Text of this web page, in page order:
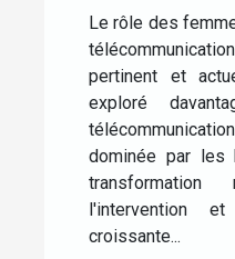
d'Elisabeth
Le rôle des
pertinent et
exploré
dominée par les
l'intervention
croissante...